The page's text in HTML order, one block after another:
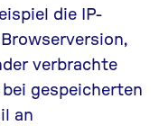
die IP-
verbrachte
gespeicherten
an